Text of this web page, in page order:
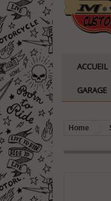
ACCUEIL
GARAGE
Home